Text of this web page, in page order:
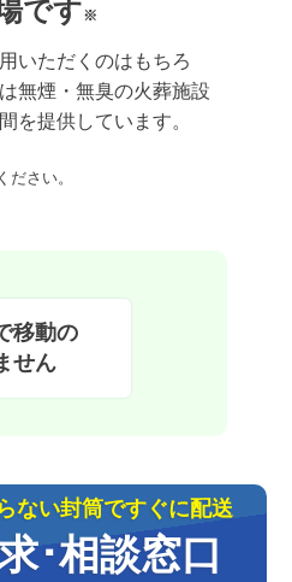
です※
いただくのはもちろ
無煙・無臭の火葬施設
を提供しています。
さい。
移動の
せん
ない封筒ですぐに配送
･相談窓口